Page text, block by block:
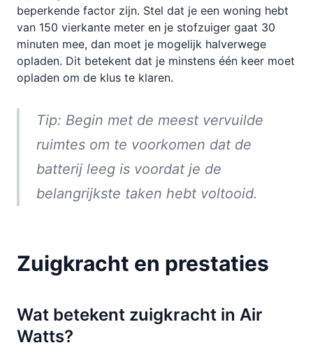
beperkende factor zijn. Stel dat je een woning hebt
van 150 vierkante meter en je stofzuiger gaat 30
minuten mee, dan moet je mogelijk halverwege
opladen. Dit betekent dat je minstens één keer moet
opladen om de klus te klaren.
Tip: Begin met de meest vervuilde
ruimtes om te voorkomen dat de
batterij leeg is voordat je de
belangrijkste taken hebt voltooid.
Zuigkracht en prestaties
Wat betekent zuigkracht in Air
Watts?